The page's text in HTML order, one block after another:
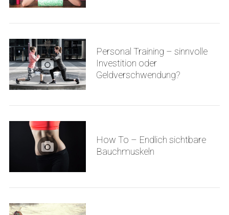
Personal Training – sinnvolle
Investition oder
Geldverschwendung?
How To – Endlich sichtbare
Bauchmuskeln